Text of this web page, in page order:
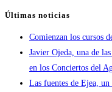
Últimas noticias
Comienzan los cursos
Javier Ojeda, una de
en los Conciertos del
Las fuentes de Ejea,